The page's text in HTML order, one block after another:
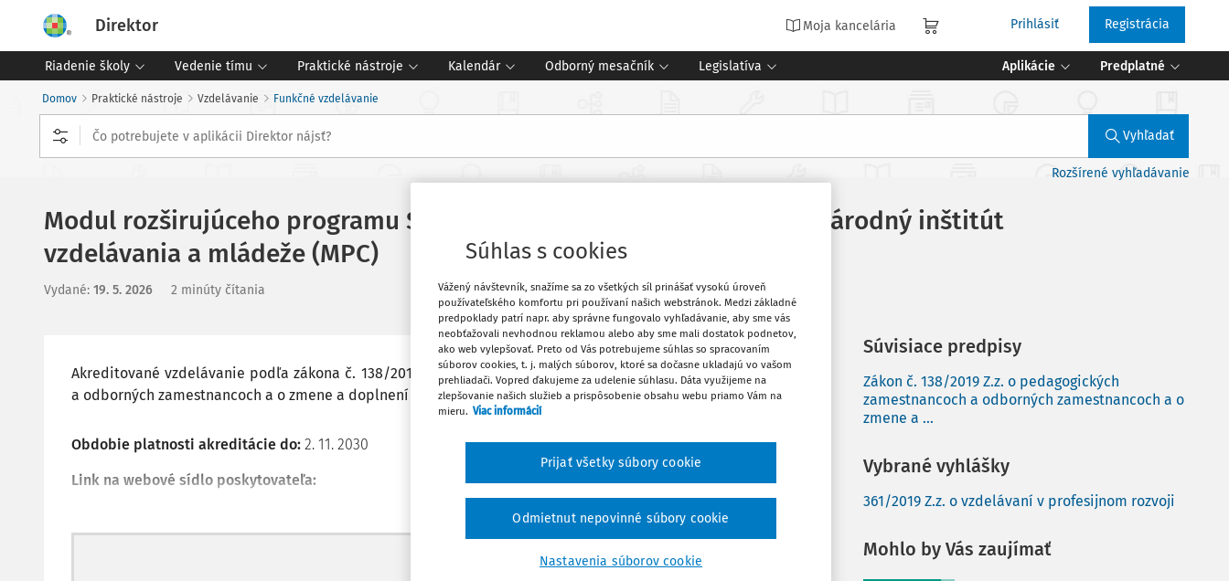
Direktor Moja kancelária Prihlásiť Registrácia
Riadenie školy Vedenie tímu Praktické nástroje Kalendár Odborný mesačník Legislatíva Aplikácie Predplatné
Domov Praktické nástroje Vzdelávanie Funkčné vzdelávanie
Vyhľadať
Rozšírené vyhľadávanie
Modul rozširujúceho programu Sebariadenie a manažérska etika - Národný inštitút
vzdelávania a mládeže (MPC)
Vydané: 19. 5. 2026 2 minúty čítania
Akreditované vzdelávanie podľa zákona č. 138/2019 Z. z. o pedagogických zamestnancoch
a odborných zamestnancoch a o zmene a doplnení niektorých zákonov.
Obdobie platnosti akreditácie do: 2. 11. 2030
Link na webové sídlo poskytovateľa:
Máte predplatné? Prihláste sa
Vytlačiť
Zdieľať
Poznámka
Súvisiace predpisy
Zákon č. 138/2019 Z.z. o pedagogických
zamestnancoch a odborných zamestnancoch a o
zmene a ...
Vybrané vyhlášky
361/2019 Z.z. o vzdelávaní v profesijnom rozvoji
Mohlo by Vás zaujímať
Súhlas s cookies
Vážený návštevník, snažíme sa zo všetkých síl prinášať vysokú úroveň
používateľského komfortu pri používaní našich webstránok. Medzi základné
predpoklady patrí napr. aby správne fungovalo vyhľadávanie, aby sme vás
neobťažovali nevhodnou reklamou alebo aby sme mali dostatok podnetov,
ako web vylepšovať. Preto od Vás potrebujeme súhlas so spracovaním
súborov cookies, t. j. malých súborov, ktoré sa dočasne ukladajú vo vašom
prehliadači. Vopred ďakujeme za udelenie súhlasu. Dáta využijeme na
zlepšovanie našich služieb a prispôsobenie obsahu webu priamo Vám na
mieru. Viac informácií
Nastavenia súborov cookie
Odmietnut nepovinné súbory cookie
Prijať všetky súbory cookie